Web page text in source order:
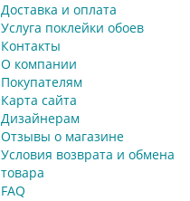
Доставка и оплата
Услуга поклейки обоев
Контакты
О компании
Покупателям
Карта сайта
Дизайнерам
Отзывы о магазине
Условия возврата и обмена
товара
FAQ